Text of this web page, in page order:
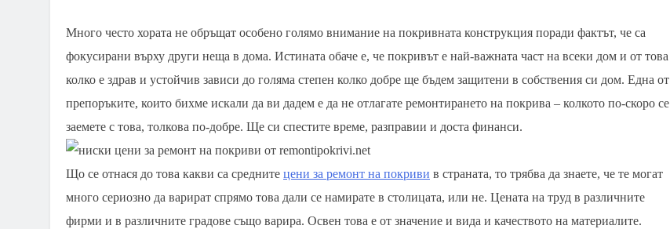
Много често хората не обръщат особено голямо внимание на покривната конструкция поради фактът, че са
фокусирани върху други неща в дома. Истината обаче е, че покривът е най-важната част на всеки дом и от това
колко е здрав и устойчив зависи до голяма степен колко добре ще бъдем защитени в собствения си дом. Една от
препоръките, които бихме искали да ви дадем е да не отлагате ремонтирането на покрива – колкото по-скоро се
заемете с това, толкова по-добре. Ще си спестите време, разправии и доста финанси.
Що се отнася до това какви са средните цени за ремонт на покриви в страната, то трябва да знаете, че те могат
много сериозно да варират спрямо това дали се намирате в столицата, или не. Цената на труд в различните
фирми и в различните градове също варира. Освен това е от значение и вида и качеството на материалите.